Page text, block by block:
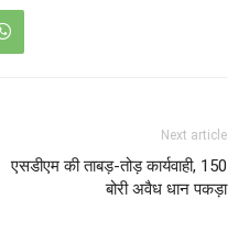
Next article
एसडीएम की ताबड़-तोड़ कार्यवाही, 150
बोरी अवैध धान पकड़ा